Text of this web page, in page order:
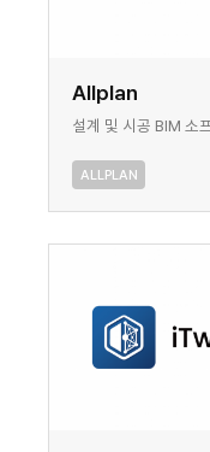
Allplan
설계 및 시공 BIM 소
ALLPLAN